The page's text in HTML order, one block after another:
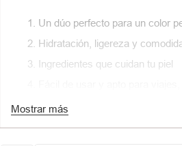
Un dúo perfecto para un color
Hidratación, ligereza y
Ingredientes que cuidan tu piel
Cruelty-free
Mostrar más